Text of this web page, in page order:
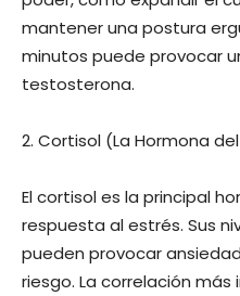
mantener una postura
minutos puede provocar
testosterona.
2. Cortisol (La Hormona
El cortisol es la principal
respuesta al estrés. Sus
pueden provocar
riesgo. La correlación